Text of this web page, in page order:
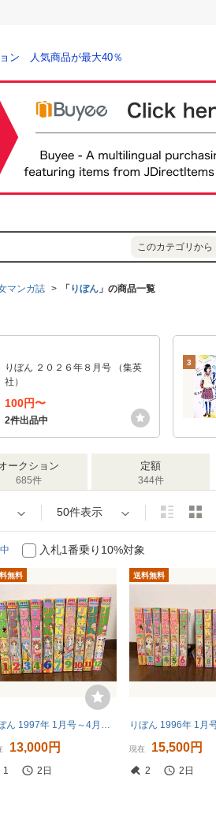
ン 人気商品が最大40％
このカテゴリから
マンガ誌 「 りぼん 」の商品一覧
りぼん ２０２６年８月号 （集英
社）
100円〜
2件出品中
3
ークション
685件
定額
344件
50件表示
入札1番乗り10%対象
無料
りぼん 1997年 1月号～4月号、6月号〜7月号、9月号〜12月号 10冊セット 集英社 少女漫画雑誌 (5月号と8月号なし) 付録なし
13,000円
1 2日
送料無料
現在 15,500円
2 2日